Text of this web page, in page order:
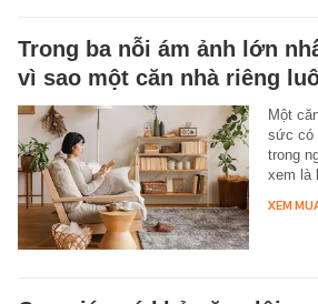
Trong ba nỗi ám ảnh lớn
vì sao một căn nhà riêng
Một
sức có
trong
xem là
XEM